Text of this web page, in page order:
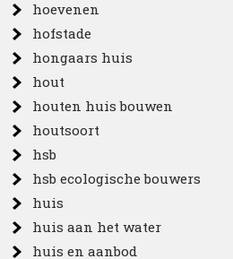
hoevenen
hofstade
hongaars huis
hout
houten huis bouwen
houtsoort
hsb
hsb ecologische bouwers
huis
huis aan het water
huis en aanbod